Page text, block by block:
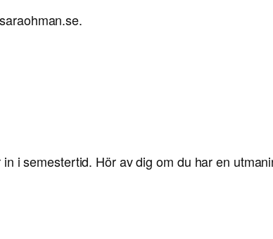
i semestertid. Hör av dig om du har en